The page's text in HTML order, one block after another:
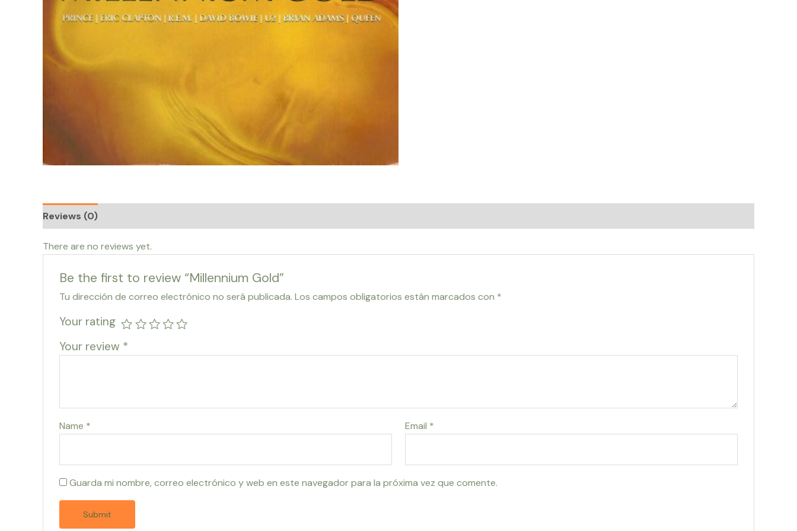
Reviews (0)
There are no reviews yet.
Be the first to review “Millennium Gold”
Tu dirección de correo electrónico no será publicada. Los campos obligatorios están marcados con *
Your rating
Your review *
Name * Email *
Guarda mi nombre, correo electrónico y web en este navegador para la próxima vez que comente.